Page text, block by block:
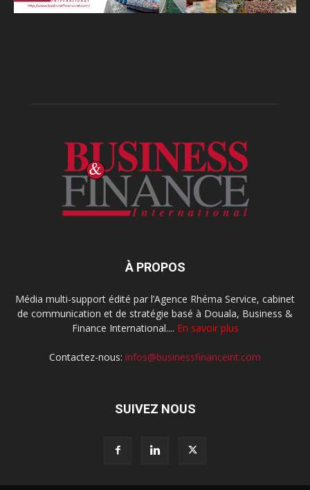
À PROPOS
Média multi-support édité par l’Agence Rhéma Service, cabinet
de communication et de stratégie basé à Douala, Business &
Finance International.... En savoir plus
Contactez-nous: infos@businessfinanceint.com
SUIVEZ NOUS